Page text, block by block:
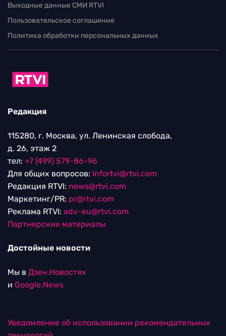
Выходные данные СМИ RTVI
Пользовательское соглашение
Политика обработки персональных данных
Редакция
115280, г. Москва, ул. Ленинская слобода,
д. 26, этаж 2
тел: +7 (499) 579-86-96
Для общих вопросов: Infortvi@rtvi.com
Редакция RTVI: news@rtvi.com
Маркетинг/PR: pr@rtvi.com
Реклама RTVI: adv-eu@rtvi.com
Партнерские материалы
Достойные новости
Мы в Дзен.Новостях
и Google.News
Уведомление об использовании рекомендательных